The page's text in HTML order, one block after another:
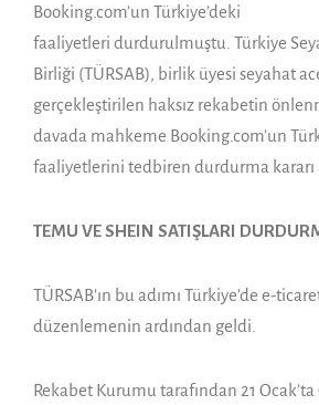
Booking.com’un Türkiye’deki
faaliyetleri durdurulmuştu. Türkiye
Birliği (TÜRSAB), birlik üyesi seyahat
gerçekleştirilen haksız rekabetin
davada mahkeme Booking.com’un
faaliyetlerini tedbiren durdurma kararı
TEMU VE SHEIN SATIŞLARI
TÜRSAB’ın bu adımı Türkiye’de e-
düzenlemenin ardından geldi.
Rekabet Kurumu tarafından 21